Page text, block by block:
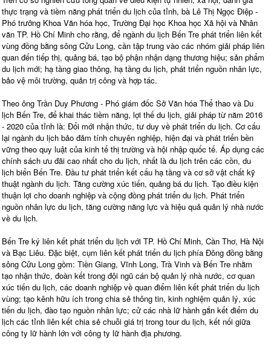
thực trạng và tiềm năng phát triển du lịch của tỉnh, bà Lê Thị Ngọc Điệp -
Phó trưởng Khoa Văn hóa học, Trường Đại học Khoa học Xã hội và Nhân
văn TP. Hồ Chí Minh cho rằng, để ngành du lịch Bến Tre phát triển liên kết
vùng đồng bằng sông Cửu Long, cần tập trung vào các nhóm giải pháp liên
quan đến tiếp thị, quảng bá, tạo bộ phận nhận dạng thương hiệu; sản phẩm
du lịch mới; hạ tầng giao thông, hạ tầng du lịch, phát triển nguồn nhân lực,
bảo vệ môi trường, quản trị công và hợp tác.
Theo ông Trần Duy Phương - Phó giám đốc Sở Văn hóa Thể thao và Du
lịch Bến Tre, để khai thác tiềm năng, lợi thế du lịch, giải pháp từ năm 2016
- 2020 của tỉnh là: Đổi mới nhận thức, tư duy về phát triển du lịch. Cơ cấu
lại ngành du lịch bảo đảm tính chuyên nghiệp, hiện đại và phát triển bền
vững theo quy luật của kinh tế thị trường và hội nhập quốc tế. Áp dụng các
chính sách ưu đãi cao nhất cho du lịch, nhất là du lịch trên các cồn, du
lịch biển Bến Tre. Đầu tư phát triển kết cấu hạ tầng và cơ sở vật chất kỹ
thuật ngành du lịch. Tăng cường xúc tiến, quảng bá du lịch. Tạo điều kiện
thuận lợi cho doanh nghiệp và cộng đồng phát triển du lịch. Phát triển
nguồn nhân lực du lịch, tăng cường năng lực và hiệu quả quản lý nhà nước
về du lịch.
Bến Tre ký liên kết phát triển du lịch với TP. Hồ Chí Minh, Cần Thơ, Hà Nội
và Bạc Liêu. Đặc biệt, cụm liên kết phát triển du lịch phía Đông đồng bằng
sông Cửu Long gồm: Tiền Giang, Vĩnh Long, Trà Vinh và Bến Tre nhằm
tạo nhận thức, đoàn kết trong đội ngũ cán bộ quản lý nhà nước, cơ quan
xúc tiến du lịch, các doanh nghiệp về quan điểm liên kết phát triển du lịch
vùng; tạo kênh hữu ích trong chia sẻ thông tin, kinh nghiệm quản lý, xúc
tiến du lịch, đào tạo nguồn nhân lực; cử các nhà lữ hành gắn kết điểm du
lịch các tỉnh liên kết chia sẻ chuỗi giá trị trong tour du lịch, kết nối giữa
công ty lữ hành lớn với công ty lữ hành địa phương.